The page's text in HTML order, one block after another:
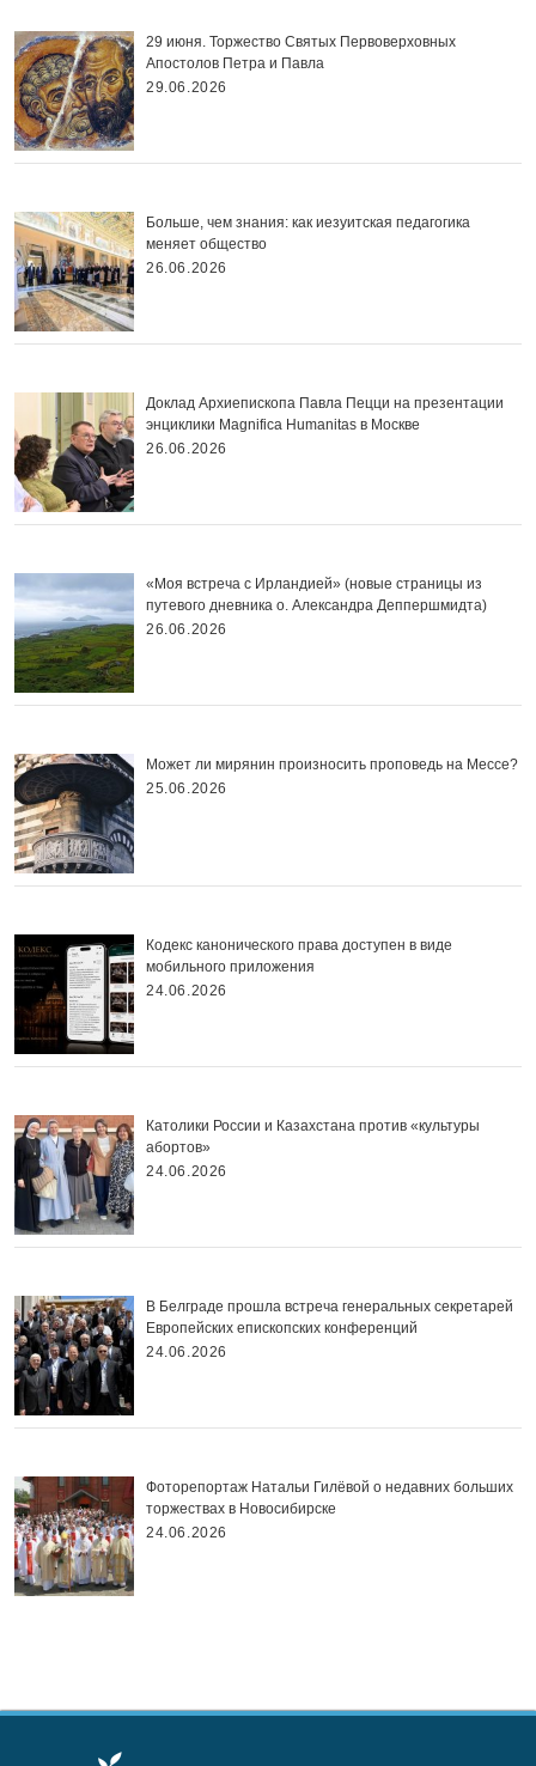
29 июня. Торжество Святых Первоверховных
Апостолов Петра и Павла
29.06.2026
Больше, чем знания: как иезуитская педагогика
меняет общество
26.06.2026
Доклад Архиепископа Павла Пецци на презентации
энциклики Magnifica Нumanitas в Москве
26.06.2026
«Моя встреча с Ирландией» (новые страницы из
путевого дневника о. Александра Деппершмидта)
26.06.2026
Может ли мирянин произносить проповедь на Мессе?
25.06.2026
Кодекс канонического права доступен в виде
мобильного приложения
24.06.2026
Католики России и Казахстана против «культуры
абортов»
24.06.2026
В Белграде прошла встреча генеральных секретарей
Европейских епископских конференций
24.06.2026
Фоторепортаж Натальи Гилёвой о недавних больших
торжествах в Новосибирске
24.06.2026